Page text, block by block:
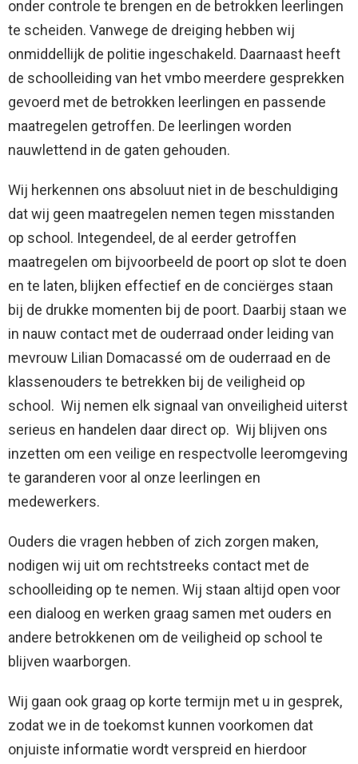
onder controle te brengen en de betrokken leerlingen
te scheiden. Vanwege de dreiging hebben wij
onmiddellijk de politie ingeschakeld. Daarnaast heeft
de schoolleiding van het vmbo meerdere gesprekken
gevoerd met de betrokken leerlingen en passende
maatregelen getroffen. De leerlingen worden
nauwlettend in de gaten gehouden.
Wij herkennen ons absoluut niet in de beschuldiging
dat wij geen maatregelen nemen tegen misstanden
op school. Integendeel, de al eerder getroffen
maatregelen om bijvoorbeeld de poort op slot te doen
en te laten, blijken effectief en de conciërges staan
bij de drukke momenten bij de poort. Daarbij staan we
in nauw contact met de ouderraad onder leiding van
mevrouw Lilian Domacassé om de ouderraad en de
klassenouders te betrekken bij de veiligheid op
school. Wij nemen elk signaal van onveiligheid uiterst
serieus en handelen daar direct op. Wij blijven ons
inzetten om een veilige en respectvolle leeromgeving
te garanderen voor al onze leerlingen en
medewerkers.
Ouders die vragen hebben of zich zorgen maken,
nodigen wij uit om rechtstreeks contact met de
schoolleiding op te nemen. Wij staan altijd open voor
een dialoog en werken graag samen met ouders en
andere betrokkenen om de veiligheid op school te
blijven waarborgen.
Wij gaan ook graag op korte termijn met u in gesprek,
zodat we in de toekomst kunnen voorkomen dat
onjuiste informatie wordt verspreid en hierdoor